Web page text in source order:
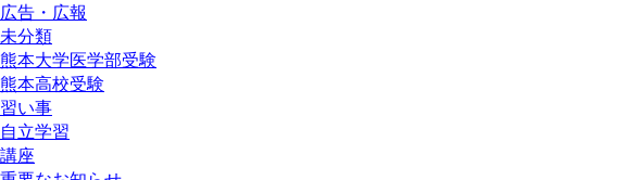
広告・広報
未分類
熊本大学医学部受験
熊本高校受験
習い事
自立学習
講座